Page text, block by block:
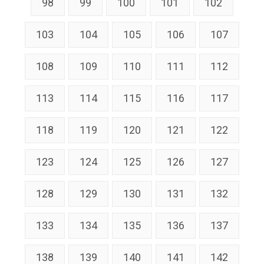
103 104 105 106 107
108 109 110 111 112
113 114 115 116 117
118 119 120 121 122
123 124 125 126 127
128 129 130 131 132
133 134 135 136 137
138 139 140 141 142